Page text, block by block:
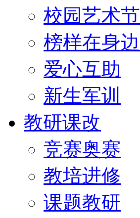
校园艺术节
榜样在身边
爱心互助
新生军训
教研课改
竞赛奥赛
教培进修
课题教研